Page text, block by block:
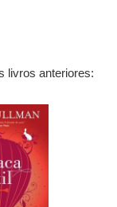
livros anteriores: